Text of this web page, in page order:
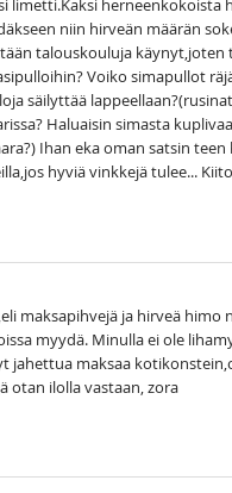
limetti.Kaksi herneenkokoista
niin hirveän määrän
talouskouluja
Voiko simapullot
säilyttää
Haluaisin simasta
Ihan eka oman satsin
hyviä vinkkejä tulee...
maksapihvejä ja hirveä himo
myydä. Minulla ei ole
jahettua maksaa
otan ilolla vastaan, zora